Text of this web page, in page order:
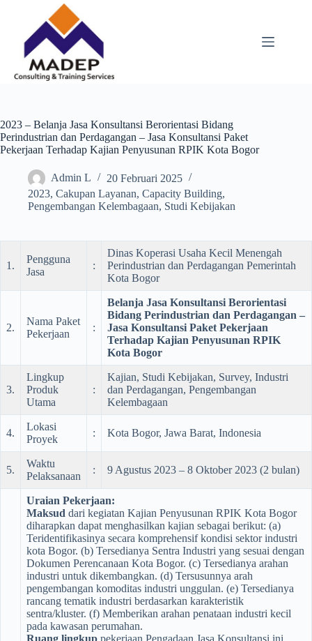
2023 – Belanja Jasa Konsultansi Berorientasi Bidang
Perindustrian dan Perdagangan – Jasa Konsultansi Paket
Pekerjaan Terhadap Kajian Penyusunan RPIK Kota Bogor
Admin L
20 Februari 2025
2023, Cakupan Layanan, Capacity Building,
Pengembangan Kelembagaan, Studi Kebijakan
1.
Pengguna
Jasa
:
Dinas Koperasi Usaha Kecil Menengah
Perindustrian dan Perdagangan Pemerintah
Kota Bogor
2.
Nama Paket
Pekerjaan
:
Belanja Jasa Konsultansi Berorientasi
Bidang Perindustrian dan Perdagangan –
Jasa Konsultansi Paket Pekerjaan
Terhadap Kajian Penyusunan RPIK
Kota Bogor
3.
Lingkup
Produk
Utama
:
Kajian, Studi Kebijakan, Survey, Industri
dan Perdagangan, Pengembangan
Kelembagaan
4.
Lokasi
Proyek
: Kota Bogor, Jawa Barat, Indonesia
5.
Waktu
Pelaksanaan
: 9 Agustus 2023 – 8 Oktober 2023 (2 bulan)
Uraian Pekerjaan:
Maksud dari kegiatan Kajian Penyusunan RPIK Kota Bogor
diharapkan dapat menghasilkan kajian sebagai berikut: (a)
Teridentifikasinya secara komprehensif kondisi sektor industri
kota Bogor. (b) Tersedianya Sentra Industri yang sesuai dengan
Dokumen Perencanaan Kota Bogor. (c) Tersedianya arahan
industri untuk dikembangkan. (d) Tersusunnya arah
pengembangan komoditas industri unggulan. (e) Tersedianya
rancang tematik industri berdasarkan karakteristik
sentra/kluster. (f) Memberikan arahan penataan industri kecil
pada kawasan perumahan.